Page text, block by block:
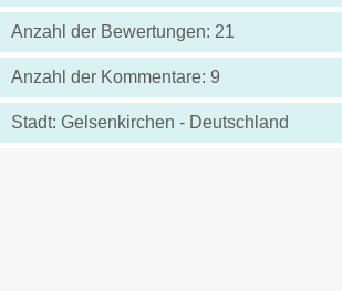
Anzahl der Bewertungen: 21
Anzahl der Kommentare: 9
Stadt: Gelsenkirchen - Deutschland